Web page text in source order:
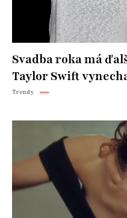
Svadba roka má
Taylor Swift
Trendy